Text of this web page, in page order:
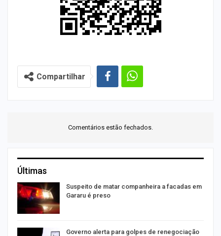
Compartilhar
Comentários estão fechados.
Últimas
Suspeito de matar companheira a facadas em
Gararu é preso
Governo alerta para golpes de renegociação